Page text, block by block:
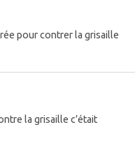
pour contrer la grisaille
la grisaille c’était